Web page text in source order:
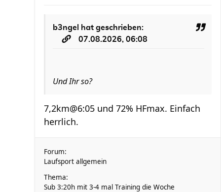
b3ngel
hat geschrieben:
07.08.2026, 06:08
Und Ihr so?
7,2km@6:05 und 72% HFmax. Einfach
herrlich.
Forum:
Laufsport allgemein
Thema:
Sub 3:20h mit 3-4 mal Training die Woche